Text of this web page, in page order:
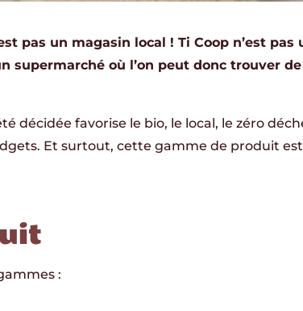
pas un magasin local ! Ti Coop n’est
supermarché où l’on peut donc trouver
décidée favorise le bio, le local, le zéro
Et surtout, cette gamme de produit
: